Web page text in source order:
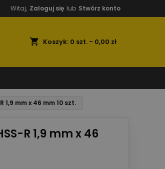
Witaj, Zaloguj się lub Stwórz konto
shopping_cart Koszyk: 0 szt. - 0,00 zł
1,9 mm x 46 mm 10 szt.
R 1,9 mm x 46